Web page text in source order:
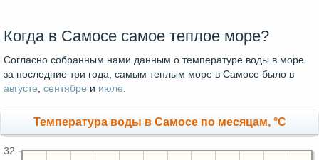
Когда в Самосе самое теплое море?
Согласно собранным нами данным о температуре воды в море
за последние три года, самым теплым море в Самосе было в
августе, сентябре и июле.
Температура воды в Самосе по месяцам, °C
32